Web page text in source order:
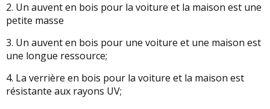
2. Un auvent en bois pour la voiture et la maison est une
petite masse
3. Un auvent en bois pour une voiture et une maison est
une longue ressource;
4. La verrière en bois pour la voiture et la maison est
résistante aux rayons UV;